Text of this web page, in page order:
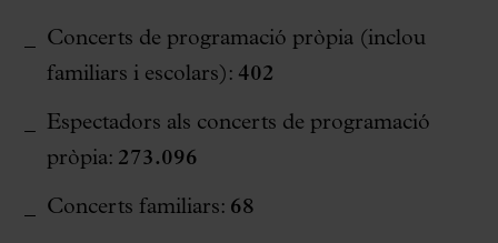
Concerts de programació pròpia (inclou
familiars i escolars): 402
Espectadors als concerts de programació
pròpia: 273.096
Concerts familiars: 68